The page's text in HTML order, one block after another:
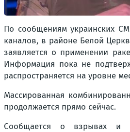
По сообщениям украинских
каналов, в районе Белой
заявляется о применении
Информация пока не
распространяется на уровне
Массированная
продолжается прямо сейчас.
Сообщается о взрывах и